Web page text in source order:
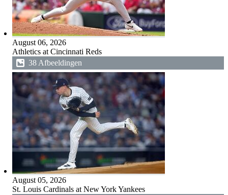
August 06, 2026
Athletics at Cincinnati Reds
38 Afbeeldingen
August 05, 2026
St. Louis Cardinals at New York Yankees